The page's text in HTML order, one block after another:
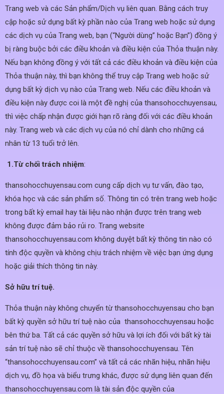
Trang web và các Sản phẩm/Dịch vụ liên quan. Bằng cách truy
cập hoặc sử dụng bất kỳ phần nào của Trang web hoặc sử dụng
các dịch vụ của Trang web, bạn (“Người dùng” hoặc Bạn”) đồng ý
bị ràng buộc bởi các điều khoản và điều kiện của Thỏa thuận này.
Nếu bạn không đồng ý với tất cả các điều khoản và điều kiện của
Thỏa thuận này, thì bạn không thể truy cập Trang web hoặc sử
dụng bất kỳ dịch vụ nào của Trang web. Nếu các điều khoản và
điều kiện này được coi là một đề nghị của thansohocchuyensau,
thì việc chấp nhận được giới hạn rõ ràng đối với các điều khoản
này. Trang web và các dịch vụ của nó chỉ dành cho những cá
nhân từ 13 tuổi trở lên.
1.Từ chối trách nhiệm:
thansohocchuyensau.com cung cấp dịch vụ tư vấn, đào tạo,
khóa học và các sản phẩm số. Thông tin có trên trang web hoặc
trong bất kỳ email hay tài liệu nào nhận được trên trang web
không được đảm bảo rủi ro. Trang website
thansohocchuyensau.com không duyệt bất kỳ thông tin nào có
tính độc quyền và không chịu trách nhiệm về việc bạn ứng dụng
hoặc giải thích thông tin này.
Sở hữu trí tuệ.
Thỏa thuận này không chuyển từ thansohocchuyensau cho bạn
bất kỳ quyền sở hữu trí tuệ nào của thansohocchuyensau hoặc
bên thứ ba. Tất cả các quyền sở hữu và lợi ích đối với bất kỳ tài
sản trí tuệ nào sẽ chỉ thuộc về thansohocchuyensau. Tên
“thansohocchuyensau.com” và tất cả các nhãn hiệu, nhãn hiệu
dịch vụ, đồ họa và biểu trưng khác, được sử dụng liên quan đến
thansohocchuyensau.com là tài sản độc quyền của